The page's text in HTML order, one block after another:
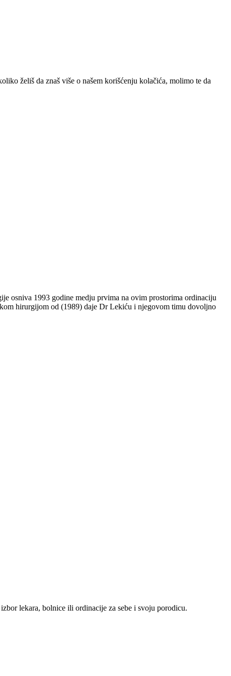
želiš da znaš više o našem korišćenju kolačića, molimo te da
osniva 1993 godine medju prvima na ovim prostorima ordinaciju
hirurgijom od (1989) daje Dr Lekiću i njegovom timu dovoljno
lekara, bolnice ili ordinacije za sebe i svoju porodicu.